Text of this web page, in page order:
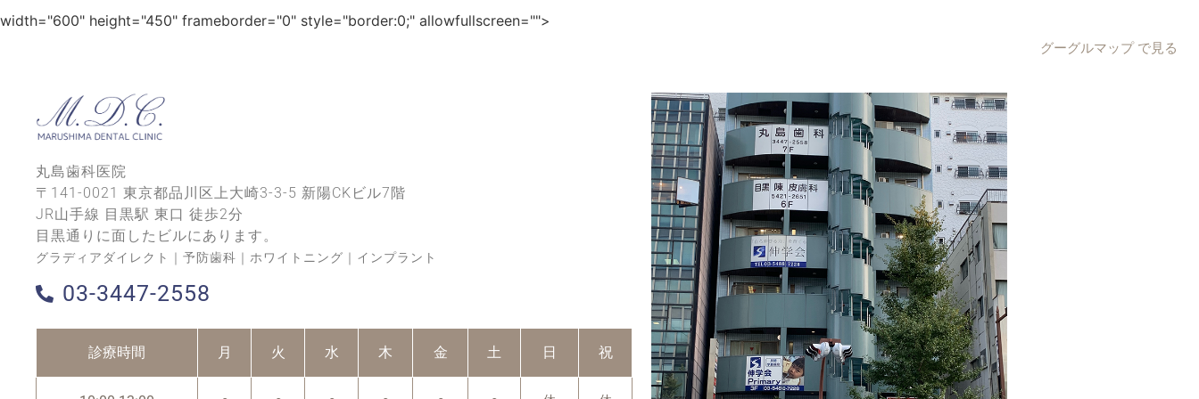
width="600" height="450" frameborder="0" style="border:0;" allowfullscreen="">
グーグルマップ で見る
丸島歯科医院
〒141-0021 東京都品川区上大崎3-3-5 新陽CKビル7階
JR山手線 目黒駅 東口 徒歩2分
目黒通りに面したビルにあります。
グラディアダイレクト｜予防歯科｜ホワイトニング｜インプラント
03-3447-2558
診療時間 月 火 水 木 金 土 日 祝